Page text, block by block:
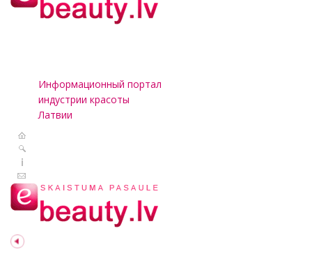
Информационный портал
индустрии красоты
Латвии